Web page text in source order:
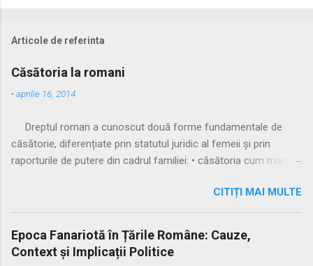
Articole de referinta
Căsătoria la romani
-aprilie 16, 2014
Dreptul roman a cunoscut două forme fundamentale de
căsătorie, diferențiate prin statutul juridic al femeii și prin
raporturile de putere din cadrul familiei: • căsătoria cum manus
și practicată a fost căsătoria cu manus, prin care femeia
trecea sub autoritatea soțului, devenind parte a familiei
acestuia. Spre sfârșitul Republicii, tot mai multe femei au
început să evite această subordonare, trăind în uniuni
nelegitime. Pentru a limita fenomenul, romanii au recunoscut și
CITIȚI MAI MULTE
Epoca Fanariotă în Țările Române: Cauze,
Context și Implicații Politice